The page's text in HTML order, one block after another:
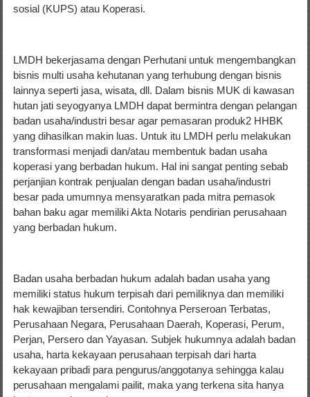
sosial (KUPS) atau Koperasi.
LMDH bekerjasama dengan Perhutani untuk mengembangkan
bisnis multi usaha kehutanan yang terhubung dengan bisnis
lainnya seperti jasa, wisata, dll. Dalam bisnis MUK di kawasan
hutan jati seyogyanya LMDH dapat bermintra dengan pelangan
badan usaha/industri besar agar pemasaran produk2 HHBK
yang dihasilkan makin luas. Untuk itu LMDH perlu melakukan
transformasi menjadi dan/atau membentuk badan usaha
koperasi yang berbadan hukum. Hal ini sangat penting sebab
perjanjian kontrak penjualan dengan badan usaha/industri
besar pada umumnya mensyaratkan pada mitra pemasok
bahan baku agar memiliki Akta Notaris pendirian perusahaan
yang berbadan hukum.
Badan usaha berbadan hukum adalah badan usaha yang
memiliki status hukum terpisah dari pemiliknya dan memiliki
hak kewajiban tersendiri. Contohnya Perseroan Terbatas,
Perusahaan Negara, Perusahaan Daerah, Koperasi, Perum,
Perjan, Persero dan Yayasan. Subjek hukumnya adalah badan
usaha, harta kekayaan perusahaan terpisah dari harta
kekayaan pribadi para pengurus/anggotanya sehingga kalau
perusahaan mengalami pailit, maka yang terkena sita hanya